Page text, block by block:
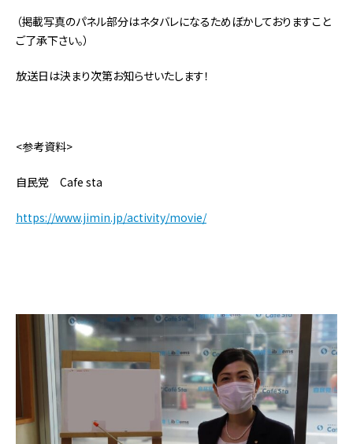
（掲載写真のパネル部分はネタバレになるためぼかしておりますこと
ご了承下さい。）
放送日は決まり次第お知らせいたします！
<参考資料>
自民党 Cafe sta
https://www.jimin.jp/activity/movie/